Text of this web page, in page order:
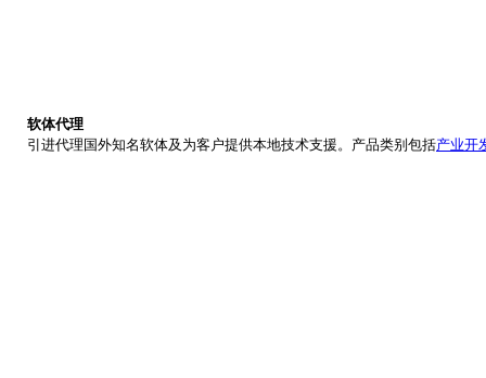
软体代理
引进代理国外知名软体及为客户提供本地技术支援。产品类别包括产业开